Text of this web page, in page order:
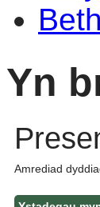
Yn
Amrediad